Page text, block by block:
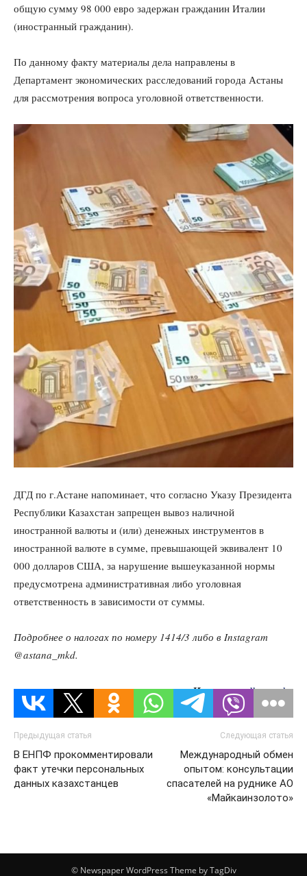
общую сумму 98 000 евро задержан гражданин Италии
(иностранный гражданин).
По данному факту материалы дела направлены в
Департамент экономических расследований города Астаны
для рассмотрения вопроса уголовной ответственности.
ДГД по г.Астане напоминает, что согласно Указу Президента
Республики Казахстан запрещен вывоз наличной
иностранной валюты и (или) денежных инструментов в
иностранной валюте в сумме, превышающей эквивалент 10
000 долларов США, за нарушение вышеуказанной нормы
предусмотрена административная либо уголовная
ответственность в зависимости от суммы.
Подробнее о налогах по номеру 1414/3 либо в Instagram
@astana_mkd.
Источник: dknews.kz
Предыдущая статья
В ЕНПФ прокомментировали
факт утечки персональных
данных казахстанцев
Следующая статья
Международный обмен
опытом: консультации
спасателей на руднике АО
«Майкаинзолото»
© Newspaper WordPress Theme by TagDiv